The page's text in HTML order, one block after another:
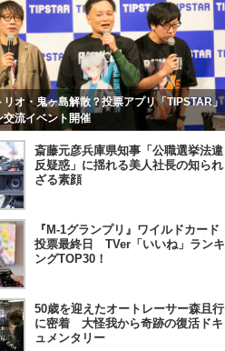
リオ・鬼ヶ島解散？投票アプリ「TIPSTAR」
交流イベント開催
斎藤元彦兵庫県知事「公職選挙法違
反疑惑」に揺れる美人社長の知られ
ざる素顔
『M-1グランプリ』ワイルドカード
投票最終日 TVer「いいね」ランキ
ングTOP30！
50歳を迎えたオートレーサー森且行
に密着 大怪我から奇跡の復活ドキ
ュメンタリー